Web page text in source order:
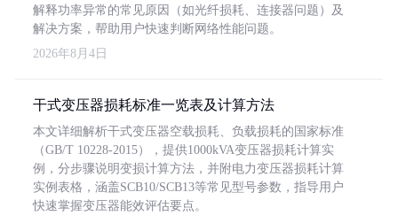
解释功率异常的常见原因（如光纤损耗、连接器问题）及
解决方案，帮助用户快速判断网络性能问题。
2026年8月4日
干式变压器损耗标准一览表及计算方法
本文详细解析干式变压器空载损耗、负载损耗的国家标准
（GB/T 10228-2015），提供1000kVA变压器损耗计算实
例，分步骤说明变损计算方法，并附电力变压器损耗计算
实例表格，涵盖SCB10/SCB13等常见型号参数，指导用户
快速掌握变压器能效评估要点。